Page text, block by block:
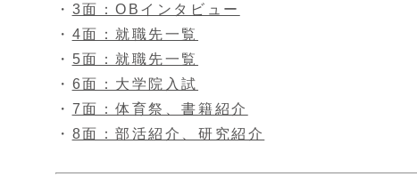
・ 3面：OBインタビュー
・ 4面：就職先一覧
・ 5面：就職先一覧
・ 6面：大学院入試
・ 7面：体育祭、書籍紹介
・ 8面：部活紹介、研究紹介